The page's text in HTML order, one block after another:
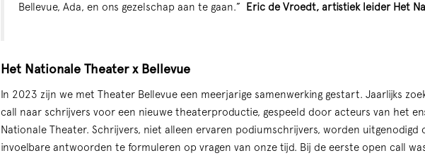
Bellevue, Ada, en ons gezelschap aan te gaan.” Eric de Vroedt, artistiek leider Het
Het Nationale Theater x Bellevue
In 2023 zijn we met Theater Bellevue een meerjarige samenwerking gestart. Jaarlijks
call naar schrijvers voor een nieuwe theaterproductie, gespeeld door acteurs van het
Nationale Theater. Schrijvers, niet alleen ervaren podiumschrijvers, worden uitgenodigd
invoelbare antwoorden te formuleren op vragen van onze tijd. Bij de eerste open call